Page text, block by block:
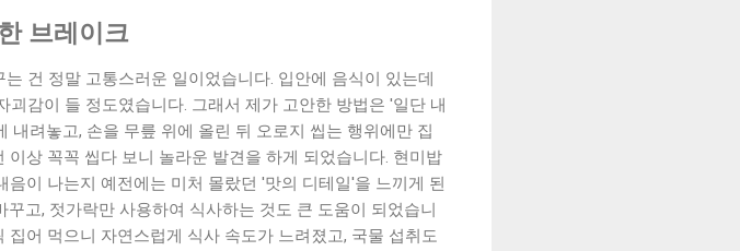
브레이크
건 정말 고통스러운 일이었습니다. 입안에 음식이 있는데
감이 들 정도였습니다. 그래서 제가 고안한 방법은 '일단 내
려놓고, 손을 무릎 위에 올린 뒤 오로지 씹는 행위에만 집
상 꼭꼭 씹다 보니 놀라운 발견을 하게 되었습니다. 현미밥
이 나는지 예전에는 미처 몰랐던 '맛의 디테일'을 느끼게 된
고, 젓가락만 사용하여 식사하는 것도 큰 도움이 되었습니
어 먹으니 자연스럽게 식사 속도가 느려졌고, 국물 섭취도